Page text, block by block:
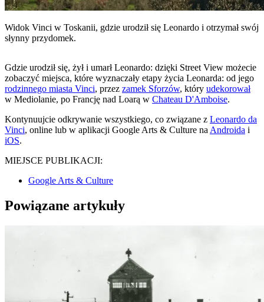
Widok Vinci w Toskanii, gdzie urodził się Leonardo i otrzymał swój
słynny przydomek.
Gdzie urodził się, żył i umarł Leonardo: dzięki Street View możecie
zobaczyć miejsca, które wyznaczały etapy życia Leonarda: od jego
rodzinnego miasta Vinci, przez zamek Sforzów, który udekorował
w Mediolanie, po Francję nad Loarą w Chateau D'Amboise.
Kontynuujcie odkrywanie wszystkiego, co związane z Leonardo da
Vinci, online lub w aplikacji Google Arts & Culture na Androida i
iOS.
MIEJSCE PUBLIKACJI:
Google Arts & Culture
Powiązane artykuły